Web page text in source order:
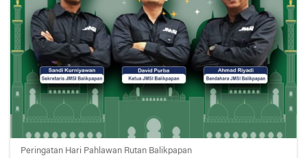
Peringatan Hari Pahlawan Rutan Balikpapan